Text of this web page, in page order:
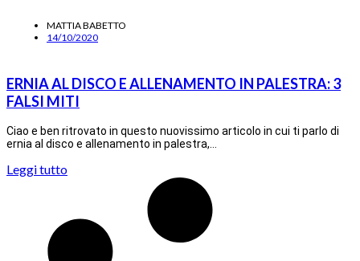
MATTIA BABETTO
14/10/2020
ERNIA AL DISCO E ALLENAMENTO IN PALESTRA: 3
FALSI MITI
Ciao e ben ritrovato in questo nuovissimo articolo in cui ti parlo di
ernia al disco e allenamento in palestra,…
Leggi tutto